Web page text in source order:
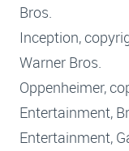
Bros.
Inception,
Warner Bros.
Oppenheimer,
Entertainment,
Entertainment,